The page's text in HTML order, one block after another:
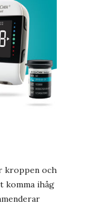
kroppen och
komma ihåg